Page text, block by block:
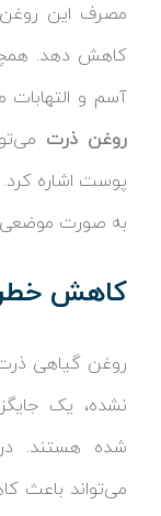
مصرف این روغن
کاهش دهد.
آسم و
روغن ذرت
پوست اشاره کرد.
به صورت موضعی
کاهش خطر
روغن گیاهی
نشده، یک
شده هستند.
می‌تواند باعث